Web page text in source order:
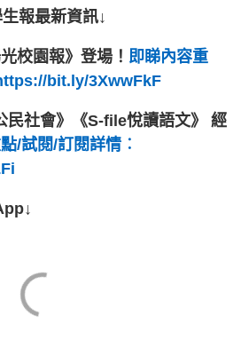
報最新資訊↓
校園報》登場！ 即睇內容重
bit.ly/3XwwFkF
民社會》《S-file悅讀語文》 經
/試閱/訂閱詳情︰